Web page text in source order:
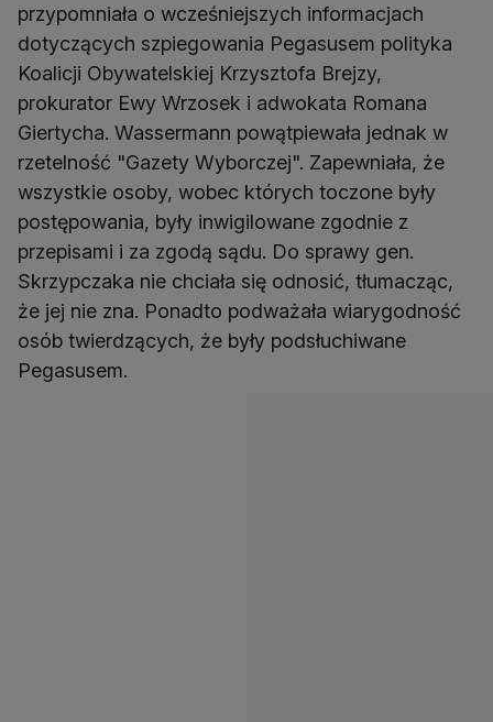
przypomniała o wcześniejszych informacjach
dotyczących szpiegowania Pegasusem polityka
Koalicji Obywatelskiej Krzysztofa Brejzy,
prokurator Ewy Wrzosek i adwokata Romana
Giertycha. Wassermann powątpiewała jednak w
rzetelność "Gazety Wyborczej". Zapewniała, że
wszystkie osoby, wobec których toczone były
postępowania, były inwigilowane zgodnie z
przepisami i za zgodą sądu. Do sprawy gen.
Skrzypczaka nie chciała się odnosić, tłumacząc,
że jej nie zna. Ponadto podważała wiarygodność
osób twierdzących, że były podsłuchiwane
Pegasusem.